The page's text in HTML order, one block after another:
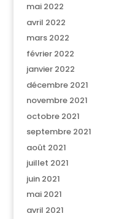
mai 2022
avril 2022
mars 2022
février 2022
janvier 2022
décembre 2021
novembre 2021
octobre 2021
septembre 2021
août 2021
juillet 2021
juin 2021
mai 2021
avril 2021